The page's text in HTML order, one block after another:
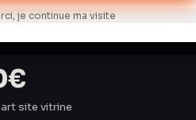
je continue ma visite
site vitrine